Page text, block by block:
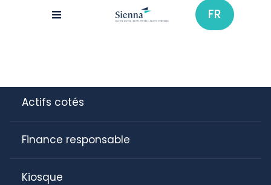
FR
Mon profil :
Actifs cotés
Finance responsable
Kiosque